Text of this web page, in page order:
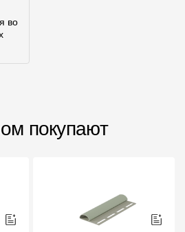
во
покупают